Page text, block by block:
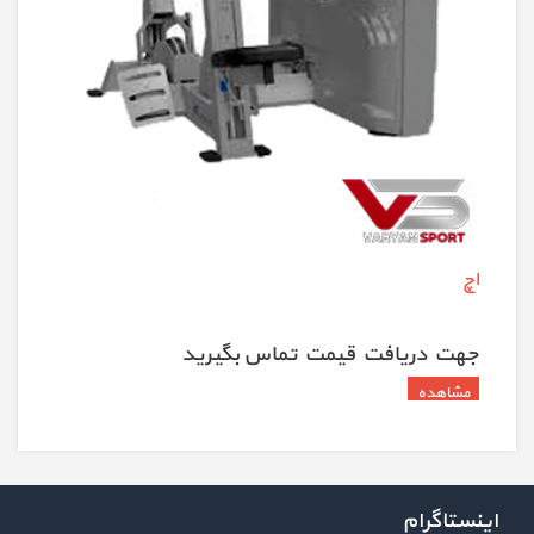
اچ
جهت دريافت قيمت تماس بگيريد
اینستاگرام